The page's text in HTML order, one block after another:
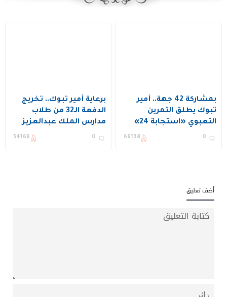
بمشاركة 42 جهة.. أمير
تبوك يطلق التمرين
التعبوي «استجابة 24»
0
66138
برعاية أمير تبوك.. تخريج
الدفعة الـ32 من طلاب
مدارس الملك عبدالعزيز
النموذجية
0
54166
أضف تعليق